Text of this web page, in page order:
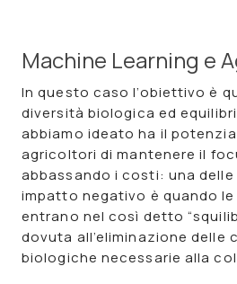
Machine Learning e
In questo caso l’obiettivo è
diversità biologica ed
abbiamo ideato ha il
agricoltori di mantenere il
abbassando i costi: una
impatto negativo è quando
entrano nel così detto
dovuta all’eliminazione delle
biologiche necessarie alla